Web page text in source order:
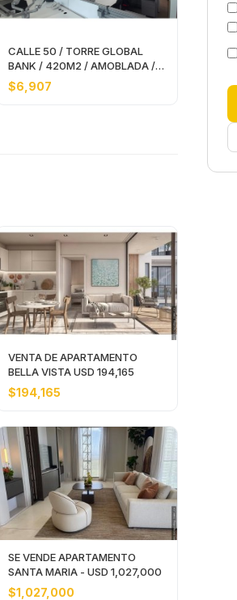
CALLE 50 / TORRE GLOBAL
BANK / 420M2 / AMOBLADA /
VISTA PANORAMICA
$6,907
VENTA DE APARTAMENTO
BELLA VISTA USD 194,165
$194,165
SE VENDE APARTAMENTO
SANTA MARIA - USD 1,027,000
$1,027,000